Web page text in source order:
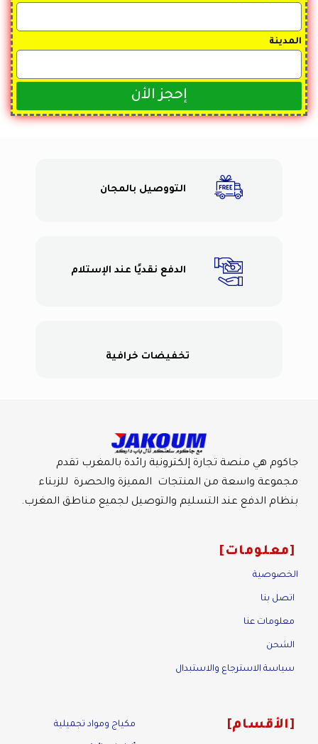
المدينة
إحجز الأن
التووصيل بالمجان
الدفع نقديًا عند الإستلام
تخفيضات خرافية
جاكوم هي منصة تجارة إلكترونية رائدة بالمغرب تقدم
مجموعة واسعة من المنتجات المميزة والحصرة للزبناء
بنظام الدفع عند التسليم والتوصيل لجميع مناطق المغرب.
معلومات
الخصوصية
اتصل بنا
معلومات عنا
الشحن
سياسة الاسترجاع والاستبدال
الأقسام مكياج ومواد تجميلية